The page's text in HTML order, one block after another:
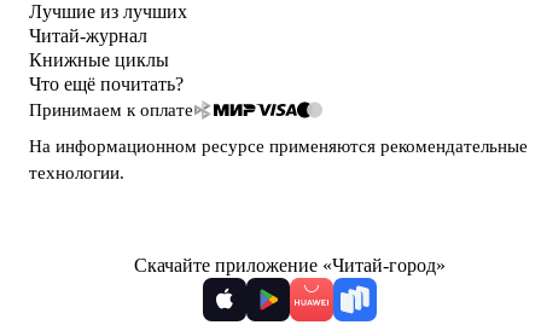
Лучшие из лучших
Читай-журнал
Книжные циклы
Что ещё почитать?
Принимаем к оплате
На информационном ресурсе применяются рекомендательные
технологии.
Скачайте приложение «Читай-город»